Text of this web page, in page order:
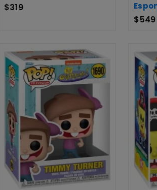
$319
$549